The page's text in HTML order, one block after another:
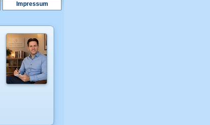
Impressum